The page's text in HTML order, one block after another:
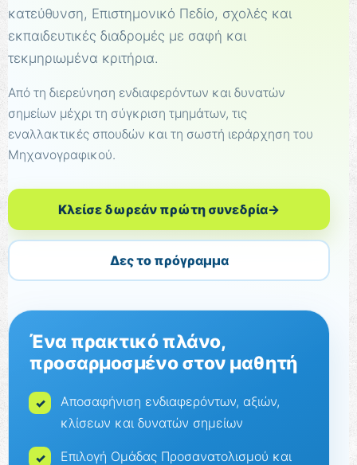
κατεύθυνση, Επιστημονικό Πεδίο, σχολές και
εκπαιδευτικές διαδρομές με σαφή και
τεκμηριωμένα κριτήρια.
Από τη διερεύνηση ενδιαφερόντων και δυνατών
σημείων μέχρι τη σύγκριση τμημάτων, τις
εναλλακτικές σπουδών και τη σωστή ιεράρχηση του
Μηχανογραφικού.
Κλείσε δωρεάν πρώτη συνεδρία→
Δες το πρόγραμμα
Ένα πρακτικό πλάνο,
προσαρμοσμένο στον μαθητή
Αποσαφήνιση ενδιαφερόντων, αξιών,
κλίσεων και δυνατών σημείων
Επιλογή Ομάδας Προσανατολισμού και